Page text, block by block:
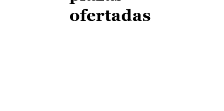
ofertadas